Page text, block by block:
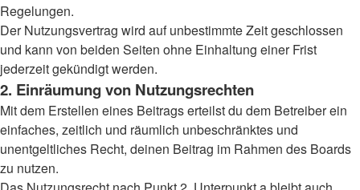
Regelungen.
Der Nutzungsvertrag wird auf unbestimmte Zeit geschlossen
und kann von beiden Seiten ohne Einhaltung einer Frist
jederzeit gekündigt werden.
2. Einräumung von Nutzungsrechten
Mit dem Erstellen eines Beitrags erteilst du dem Betreiber ein
einfaches, zeitlich und räumlich unbeschränktes und
unentgeltliches Recht, deinen Beitrag im Rahmen des Boards
zu nutzen.